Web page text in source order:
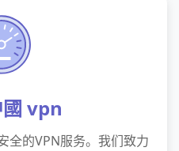
vpn
全的VPN服务。我们致力